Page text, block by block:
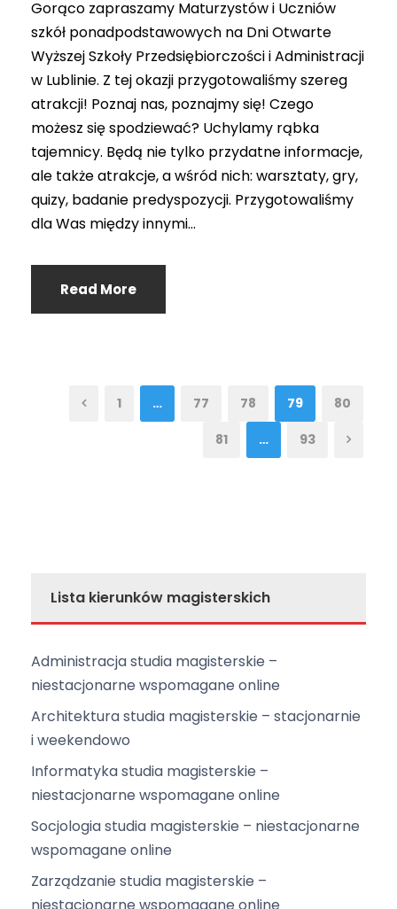
Gorąco zapraszamy Maturzystów i Uczniów
szkół ponadpodstawowych na Dni Otwarte
Wyższej Szkoły Przedsiębiorczości i Administracji
w Lublinie. Z tej okazji przygotowaliśmy szereg
atrakcji! Poznaj nas, poznajmy się! Czego
możesz się spodziewać? Uchylamy rąbka
tajemnicy. Będą nie tylko przydatne informacje,
ale także atrakcje, a wśród nich: warsztaty, gry,
quizy, badanie predyspozycji. Przygotowaliśmy
dla Was między innymi...
Read More
1 … 77 78 79 80
81 … 93
Lista kierunków magisterskich
Administracja studia magisterskie –
niestacjonarne wspomagane online
Architektura studia magisterskie – stacjonarnie
i weekendowo
Informatyka studia magisterskie –
niestacjonarne wspomagane online
Socjologia studia magisterskie – niestacjonarne
wspomagane online
Zarządzanie studia magisterskie –